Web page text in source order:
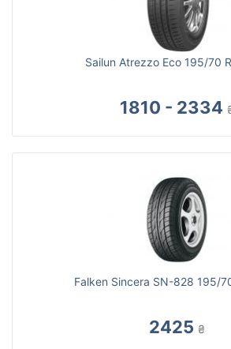
Sailun Atrezzo Eco 195/70
1810 - 2334
Falken Sincera SN-828 195/
2425 ₴